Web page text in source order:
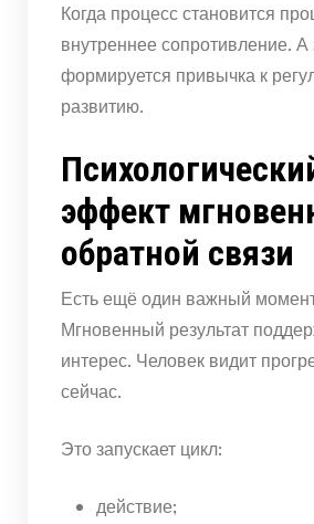
Когда процесс становится
внутреннее сопротивление. А
формируется привычка к
развитию.
эффект
обратной связи
Есть ещё один важный
Мгновенный результат
интерес. Человек видит
сейчас.
Это запускает цикл:
действие;